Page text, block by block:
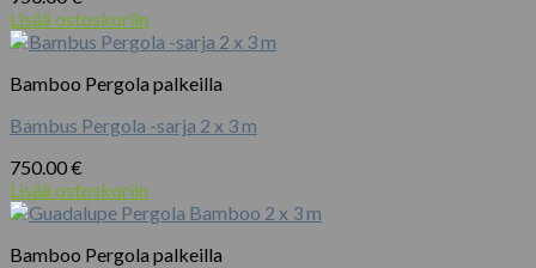
Lisää ostoskoriin
Bamboo Pergola palkeilla
Bambus Pergola -sarja 2 x 3 m
750.00€
Lisää ostoskoriin
Bamboo Pergola palkeilla